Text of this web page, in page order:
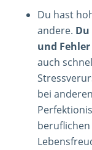
Du hast
andere.
und
auch
bei
beruflichen